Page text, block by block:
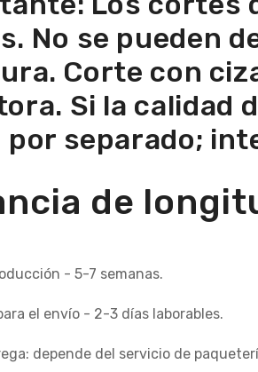
No se pueden
Corte con
Si la calidad
por separado;
de
- 5-7 semanas.
el envío - 2-3 días laborables.
depende del servicio de